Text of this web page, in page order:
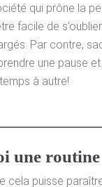
qui prône la
facile de
Par contre,
une pause
à autre!
une routine
cela puisse